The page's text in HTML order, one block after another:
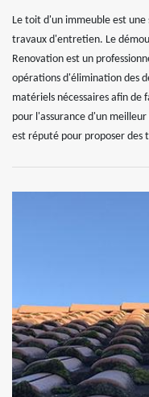
Le toit d'un immeuble est
travaux d'entretien. Le
Renovation est un
opérations d'élimination des
matériels nécessaires afin de
pour l'assurance d'un
est réputé pour proposer des